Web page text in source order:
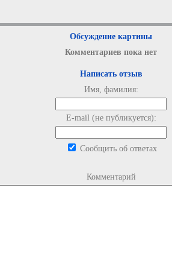
Обсуждение картины
Комментариев пока нет
Написать отзыв
Имя, фамилия:
E-mail (не публикуется):
Сообщить об ответах
Комментарий